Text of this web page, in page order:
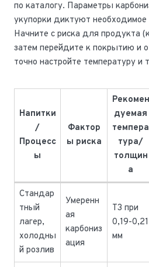
по каталогу. Параметры
укупорки диктуют необходимое
Начните с риска для продукта
затем перейдите к покрытию и
точно настройте температуру и
Напитки
/
Процесс
ы
Фактор
ы риска
Рекомен
дуемая
темпера
тура/
толщин
а
Стандар
тный
лагер,
холодны
й розлив
Умеренн
ая
карбониз
ация
T3 при
0,19-0,21
мм